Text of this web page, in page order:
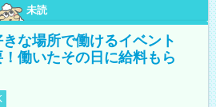
未読
な場所で働けるイベント
働いたその日に給料もら